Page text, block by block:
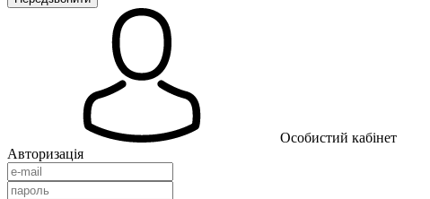
Особистий кабінет
Авторизація